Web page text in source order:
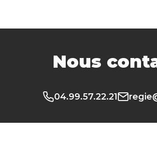
Nous
04.99.57.22.21